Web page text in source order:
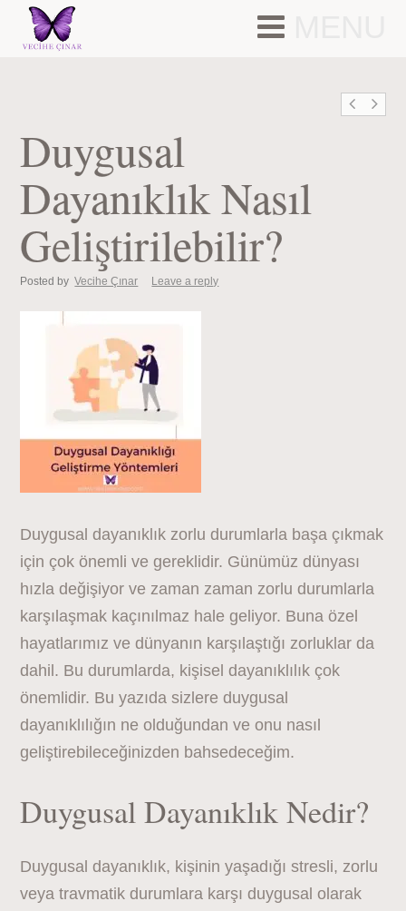
MENU
Duygusal
Dayanıklık Nasıl
Geliştirilebilir?
Posted by Vecihe Çınar Leave a reply
Duygusal dayanıklık zorlu durumlarla başa çıkmak
için çok önemli ve gereklidir. Günümüz dünyası
hızla değişiyor ve zaman zaman zorlu durumlarla
karşılaşmak kaçınılmaz hale geliyor. Buna özel
hayatlarımız ve dünyanın karşılaştığı zorluklar da
dahil. Bu durumlarda, kişisel dayanıklılık çok
önemlidir. Bu yazıda sizlere duygusal
dayanıklılığın ne olduğundan ve onu nasıl
geliştirebileceğinizden bahsedeceğim.
Duygusal Dayanıklık Nedir?
Duygusal dayanıklık, kişinin yaşadığı stresli, zorlu
veya travmatik durumlara karşı duygusal olarak